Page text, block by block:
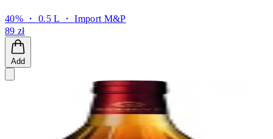
40% ・ 0.5 L ・Import M&P
89 zł
Add